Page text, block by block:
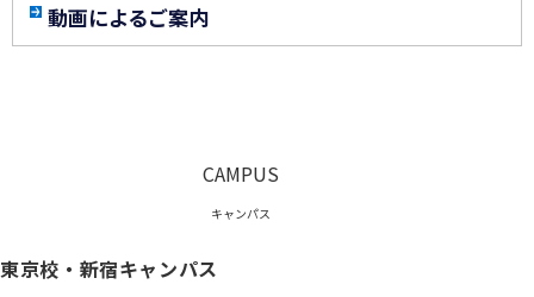
動画によるご案内
CAMPUS
キャンパス
東京校・新宿キャンパス